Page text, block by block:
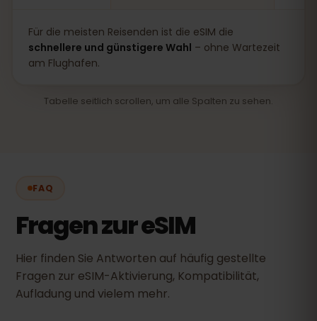
Für die meisten Reisenden ist die eSIM die
schnellere und günstigere Wahl – ohne Wartezeit
am Flughafen.
Tabelle seitlich scrollen, um alle Spalten zu sehen.
FAQ
Fragen zur eSIM
Hier finden Sie Antworten auf häufig gestellte
Fragen zur eSIM-Aktivierung, Kompatibilität,
Aufladung und vielem mehr.